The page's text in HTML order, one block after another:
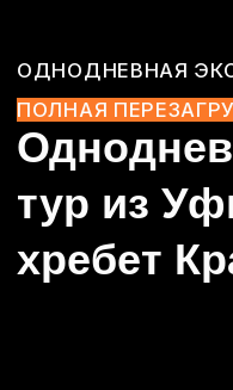
Однодневный
тур из Уфы на
хребет Крака
ПОЛНАЯ ПЕРЕЗАГРУЗКА!